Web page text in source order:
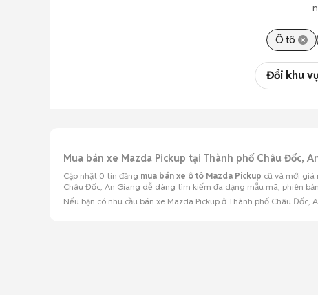
Ô tô
Đổi khu
Mua bán xe Mazda Pickup tại Thành phố Châu Đốc,
Cập nhật 0 tin đăng mua bán xe ô tô Mazda Pickup cũ và mới
Châu Đốc, An Giang dễ dàng tìm kiếm đa dạng mẫu mã, phiên
Nếu bạn có nhu cầu bán xe Mazda Pickup ở Thành phố Châu Đốc,